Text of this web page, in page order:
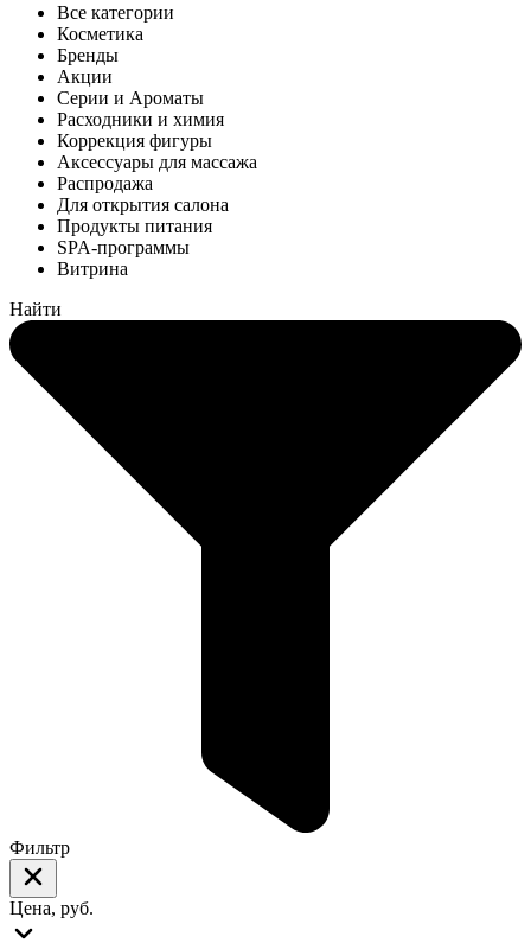
Все категории
Косметика
Бренды
Акции
Серии и Ароматы
Расходники и химия
Коррекция фигуры
Аксессуары для массажа
Распродажа
Для открытия салона
Продукты питания
SPA-программы
Витрина
Найти
Фильтр
Цена, руб.